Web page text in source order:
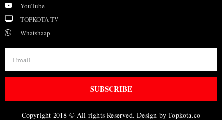
YouTube
TOPKOTA TV
Whatshaap
SUBSCRIBE
Copyright 2018 © All rights Reserved. Design by Topkota.co